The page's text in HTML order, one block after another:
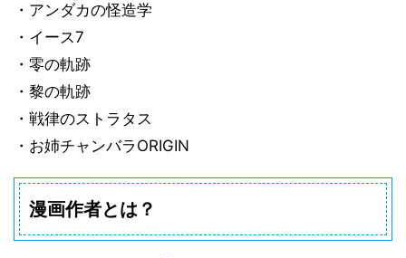
・アンダカの怪造学
・イース7
・零の軌跡
・黎の軌跡
・戦律のストラタス
・お姉チャンバラORIGIN
漫画作者とは？